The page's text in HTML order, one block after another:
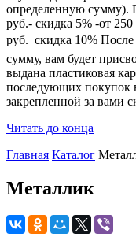
определенную сумму).
руб.- скидка 5% -от
руб.  скидка 10%
сумму, вам будет
выдана пластиковая
последующих покупок
закрепленной за вами
Читать до конца
Главная Каталог
Металлик